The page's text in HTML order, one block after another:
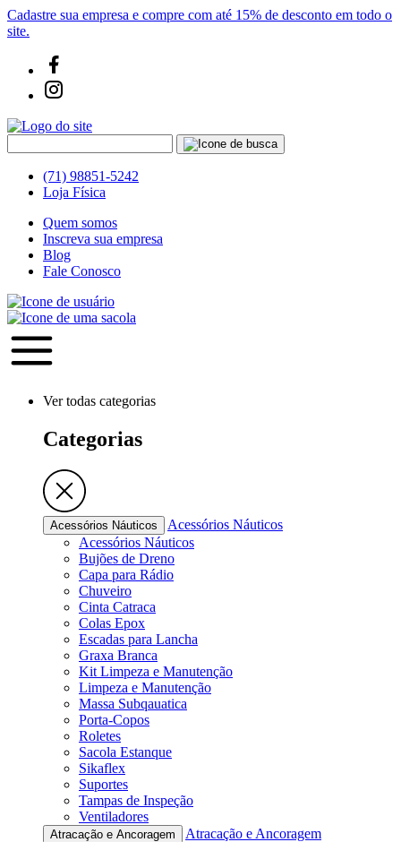
Cadastre sua empresa e compre com até 15% de desconto em todo o
site.
(71) 98851-5242
Loja Física
Quem somos
Inscreva sua empresa
Blog
Fale Conosco
Ver todas categorias
Categorias
Acessórios Náuticos
Acessórios Náuticos
Acessórios Náuticos
Bujões de Dreno
Capa para Rádio
Chuveiro
Cinta Catraca
Colas Epox
Escadas para Lancha
Graxa Branca
Kit Limpeza e Manutenção
Limpeza e Manutenção
Massa Subqauatica
Porta-Copos
Roletes
Sacola Estanque
Sikaflex
Suportes
Tampas de Inspeção
Ventiladores
Atracação e Ancoragem
Atracação e Ancoragem